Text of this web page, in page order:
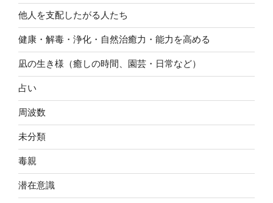
他人を支配したがる人たち
健康・解毒・浄化・自然治癒力・能力を高める
凪の生き様（癒しの時間、園芸・日常など）
占い
周波数
未分類
毒親
潜在意識